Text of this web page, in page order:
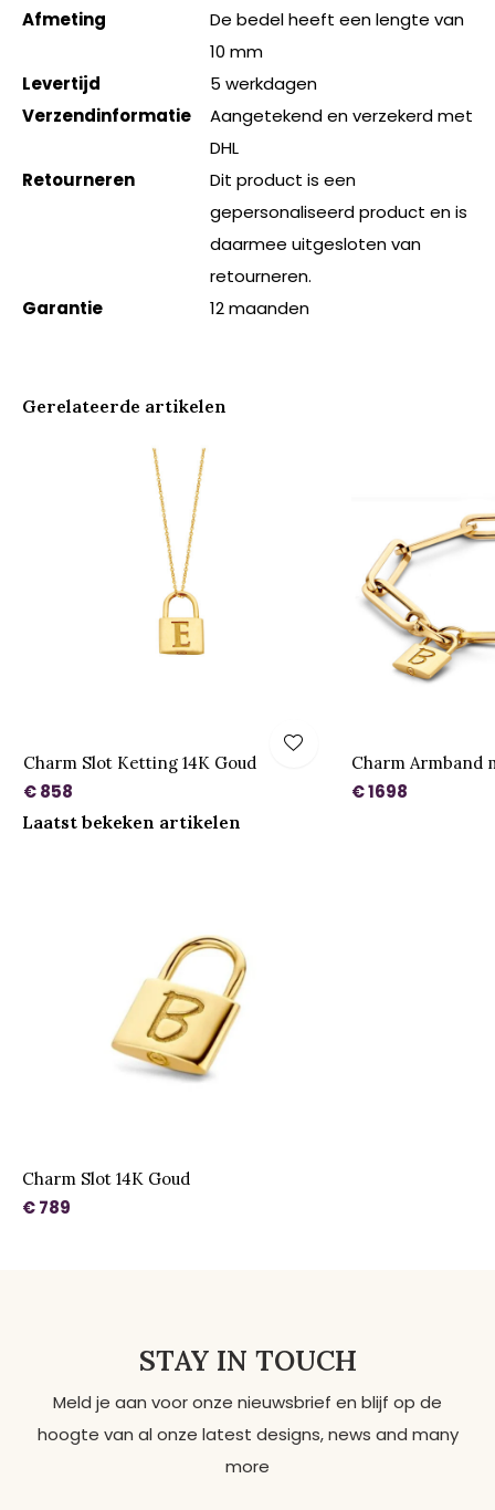
Afmeting
De bedel heeft een lengte van
10 mm
Levertijd
5 werkdagen
Verzendinformatie
Aangetekend en verzekerd met
DHL
Retourneren
Dit product is een
gepersonaliseerd product en is
daarmee uitgesloten van
retourneren.
Garantie
12 maanden
Gerelateerde artikelen
Charm Slot Ketting 14K Goud
€ 858
Charm Armband
€ 1698
Laatst bekeken artikelen
Charm Slot 14K Goud
€ 789
STAY IN TOUCH
Meld je aan voor onze nieuwsbrief en blijf op de
hoogte van al onze latest designs, news and many
more